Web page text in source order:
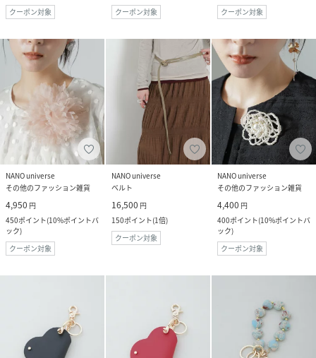
クーポン対象
クーポン対象
クーポン対象
NANO universe
その他のファッション雑貨
4,950 円
450ポイント(10%ポイントバ
ック)
クーポン対象
NANO universe
ベルト
16,500 円
150ポイント(1倍)
クーポン対象
NANO universe
その他のファッション雑貨
4,400 円
400ポイント(10%ポイントバ
ック)
クーポン対象